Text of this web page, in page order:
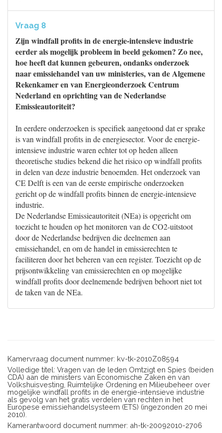
Vraag 8
Zijn windfall profits in de energie-intensieve industrie
eerder als mogelijk probleem in beeld gekomen? Zo nee,
hoe heeft dat kunnen gebeuren, ondanks onderzoek
naar emissiehandel van uw ministeries, van de Algemene
Rekenkamer en van Energieonderzoek Centrum
Nederland en oprichting van de Nederlandse
Emissieautoriteit?
In eerdere onderzoeken is specifiek aangetoond dat er sprake
is van windfall profits in de energiesector. Voor de energie-
intensieve industrie waren echter tot op heden alleen
theoretische studies bekend die het risico op windfall profits
in delen van deze industrie benoemden. Het onderzoek van
CE Delft is een van de eerste empirische onderzoeken
gericht op de windfall profits binnen de energie-intensieve
industrie.
De Nederlandse Emissieautoriteit (NEa) is opgericht om
toezicht te houden op het monitoren van de CO2-uitstoot
door de Nederlandse bedrijven die deelnemen aan
emissiehandel, en om de handel in emissierechten te
faciliteren door het beheren van een register. Toezicht op de
prijsontwikkeling van emissierechten en op mogelijke
windfall profits door deelnemende bedrijven behoort niet tot
de taken van de NEa.
Kamervraag document nummer: kv-tk-2010Z08594
Volledige titel: Vragen van de leden Omtzigt en Spies (beiden
CDA) aan de ministers van Economische Zaken en van
Volkshuisvesting, Ruimtelijke Ordening en Milieubeheer over
mogelijke windfall profits in de energie-intensieve industrie
als gevolg van het gratis verdelen van rechten in het
Europese emissiehandelsysteem (ETS) (ingezonden 20 mei
2010).
Kamerantwoord document nummer: ah-tk-20092010-2706